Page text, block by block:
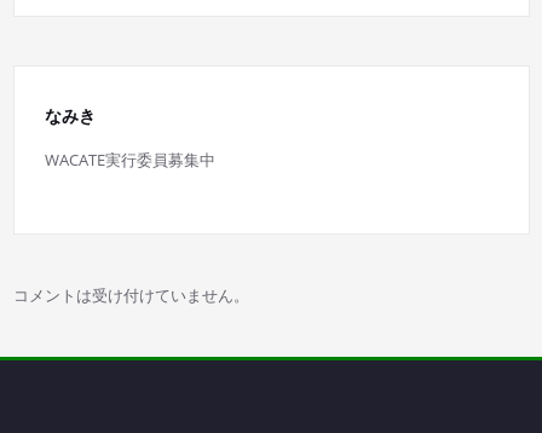
シ
ョ
なみき
WACATE実行委員募集中
コメントは受け付けていません。